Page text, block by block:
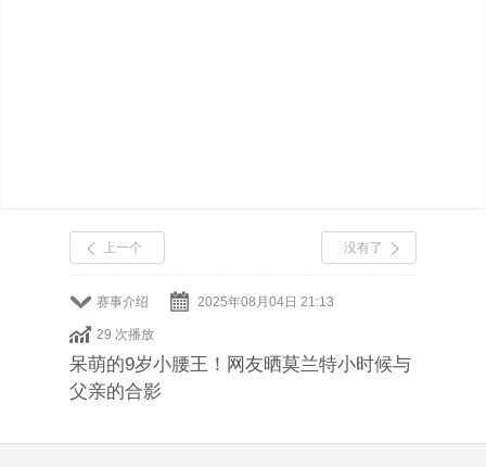
赛事介绍 2025年08月04日 21:13
29 次播放
上一个 没有了
呆萌的9岁小腰王！网友晒莫兰特小时候与
父亲的合影